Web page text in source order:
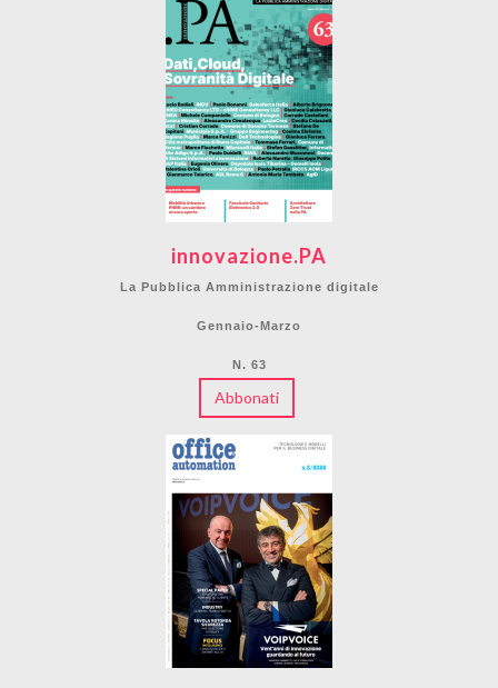
innovazione.PA
La Pubblica Amministrazione digitale
Gennaio-Marzo
N. 63
Abbonati